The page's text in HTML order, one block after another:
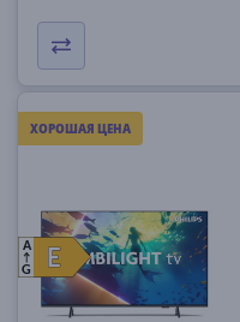
ХОРОШАЯ ЦЕНА
E
E
A
G